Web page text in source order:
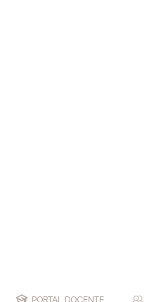
PORTAL DOCENTE